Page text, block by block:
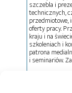
szczebla i
technicznych,
przedmiotowe,
oferty pracy.
kraju i na
szkoleniach i
patrona
i seminariów.